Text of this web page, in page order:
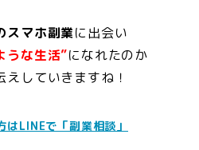
スマホ副業に出会い
うな生活”になれたのか
えしていきますね！
LINEで「副業相談」